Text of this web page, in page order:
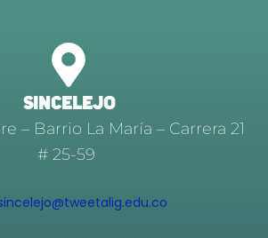
SINCELEJO
– Barrio La María – Carrera 21
# 25-59